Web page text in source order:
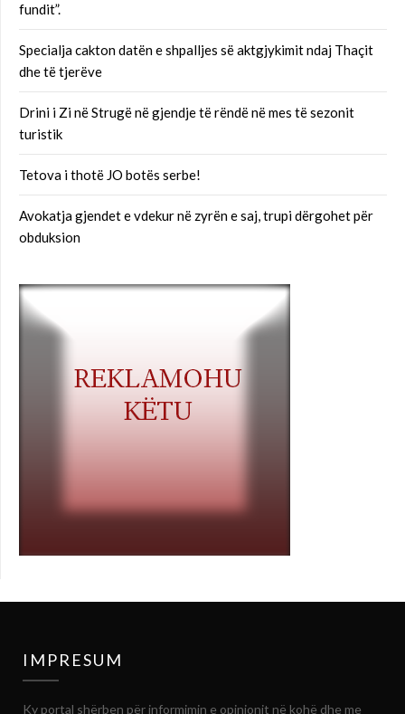
fundit”.
Specialja cakton datën e shpalljes së aktgjykimit ndaj Thaçit
dhe të tjerëve
Drini i Zi në Strugë në gjendje të rëndë në mes të sezonit
turistik
Tetova i thotë JO botës serbe!
Avokatja gjendet e vdekur në zyrën e saj, trupi dërgohet për
obduksion
IMPRESUM
Ky portal shërben për informimin e opinionit në kohë dhe me